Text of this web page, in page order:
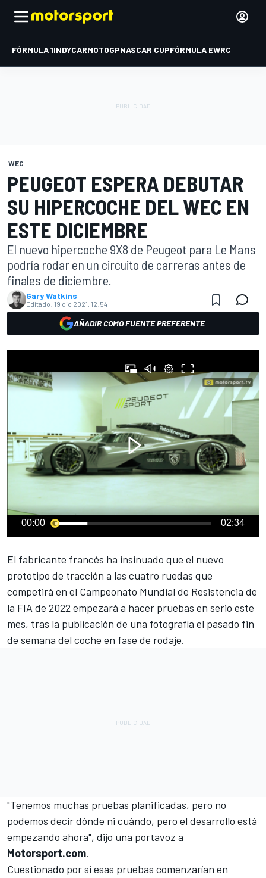
FÓRMULA 1INDYCARMOTOGPNASCAR CUPFÓRMULA EWRC
WEC
PEUGEOT ESPERA DEBUTAR
SU HIPERCOCHE DEL WEC EN
ESTE DICIEMBRE
El nuevo hipercoche 9X8 de Peugeot para Le Mans
podría rodar en un circuito de carreras antes de
finales de diciembre.
Gary Watkins
Editado: 19 dic 2021, 12:54
AÑADIR COMO FUENTE PREFERENTE
00:00 02:34
El fabricante francés ha insinuado que el nuevo
prototipo de tracción a las cuatro ruedas que
competirá en el Campeonato Mundial de Resistencia de
la FIA de 2022 empezará a hacer pruebas en serio este
mes, tras la publicación de una fotografía el pasado fin
de semana del coche en fase de rodaje.
"Tenemos muchas pruebas planificadas, pero no
podemos decir dónde ni cuándo, pero el desarrollo está
empezando ahora", dijo una portavoz a
Motorsport.com.
Cuestionado por si esas pruebas comenzarían en